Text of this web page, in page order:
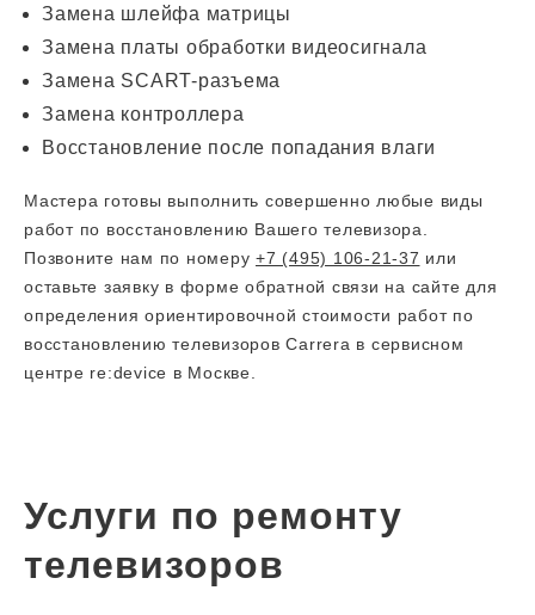
Замена шлейфа матрицы
Замена платы обработки видеосигнала
Замена SCART-разъема
Замена контроллера
Восстановление после попадания влаги
Мастера готовы выполнить совершенно любые виды
работ по восстановлению Вашего телевизора.
Позвоните нам по номеру +7 (495) 106-21-37 или
оставьте заявку в форме обратной связи на сайте для
определения ориентировочной стоимости работ по
восстановлению телевизоров Carrera в сервисном
центре re:device в Москве.
Услуги по ремонту
телевизоров